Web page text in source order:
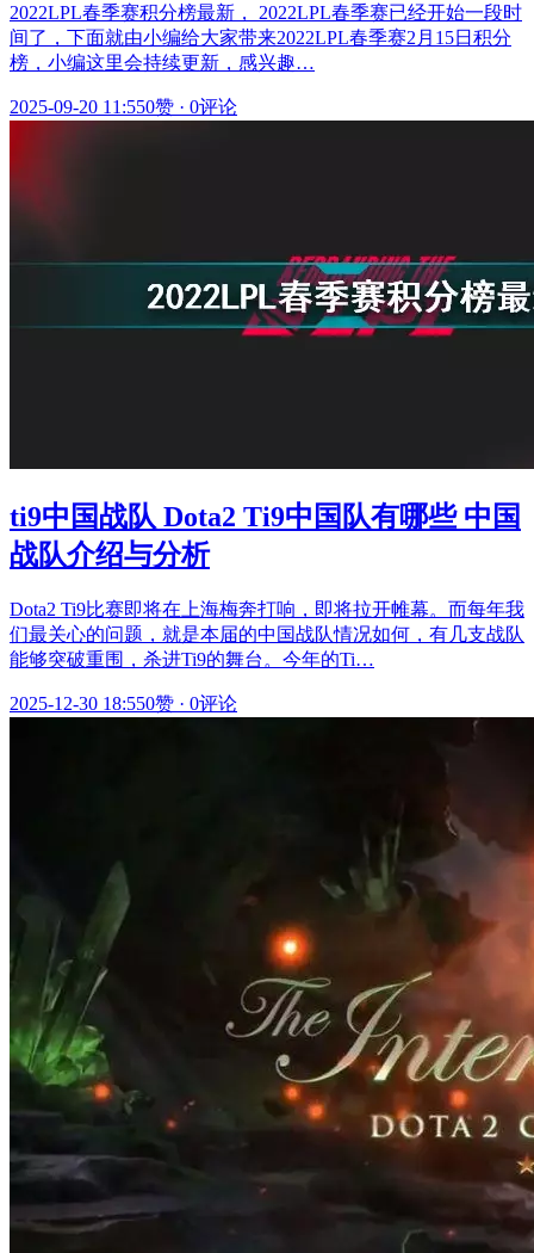
2022LPL春季赛积分榜最新， 2022LPL春季赛已经开始一段时
间了，下面就由小编给大家带来2022LPL春季赛2月15日积分
榜，小编这里会持续更新，感兴趣…
2025-09-20 11:550赞 · 0评论
ti9中国战队 Dota2 Ti9中国队有哪些 中国
战队介绍与分析
Dota2 Ti9比赛即将在上海梅奔打响，即将拉开帷幕。而每年我
们最关心的问题，就是本届的中国战队情况如何，有几支战队
能够突破重围，杀进Ti9的舞台。今年的Ti…
2025-12-30 18:550赞 · 0评论